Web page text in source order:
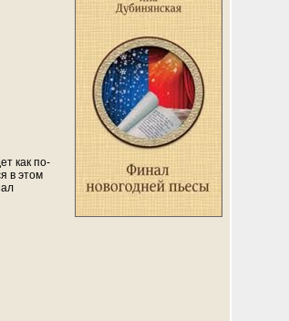
как по-
в этом